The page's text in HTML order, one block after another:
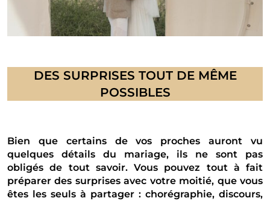
DES SURPRISES TOUT DE MÊME
POSSIBLES
Bien que certains de vos proches auront vu
quelques détails du mariage, ils ne sont pas
obligés de tout savoir. Vous pouvez tout à fait
préparer des surprises avec votre moitié, que vous
êtes les seuls à partager : chorégraphie, discours,